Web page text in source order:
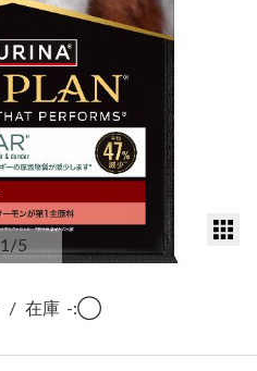
1/5
/ 在庫 -:◯